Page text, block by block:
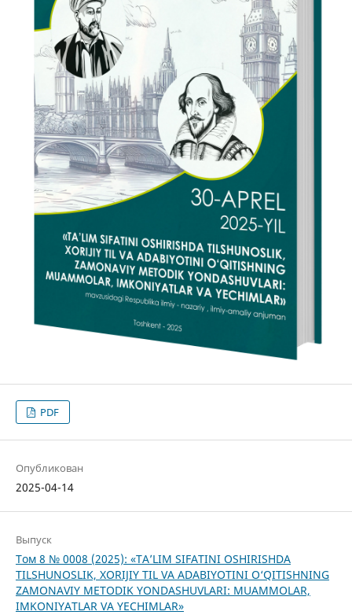
PDF
Опубликован
2025-04-14
Выпуск
Том 8 № 0008 (2025): «TA’LIM SIFATINI OSHIRISHDA
TILSHUNOSLIK, XORIJIY TIL VA ADABIYOTINI O‘QITISHNING
ZAMONAVIY METODIK YONDASHUVLARI: MUAMMOLAR,
IMKONIYATLAR VA YECHIMLAR»